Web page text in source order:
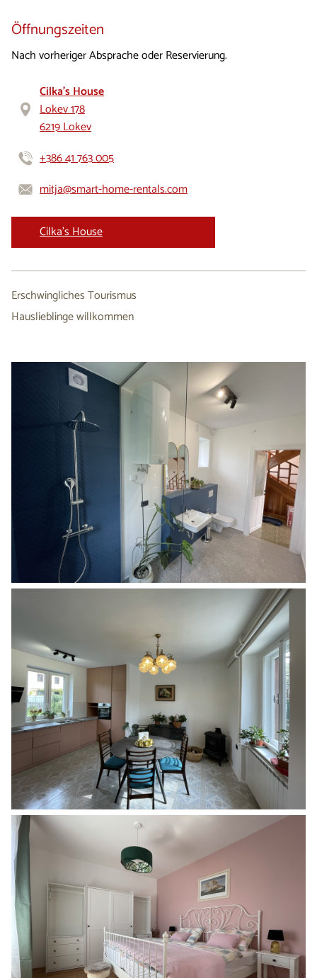
Öffnungszeiten
​Nach vorheriger Absprache oder Reservierung.
Cilka's House
Lokev 178
6219 Lokev
+386 41 763 005
mitja@smart-home-rentals.com
Cilka's House
Erschwingliches Tourismus
Hauslieblinge willkommen